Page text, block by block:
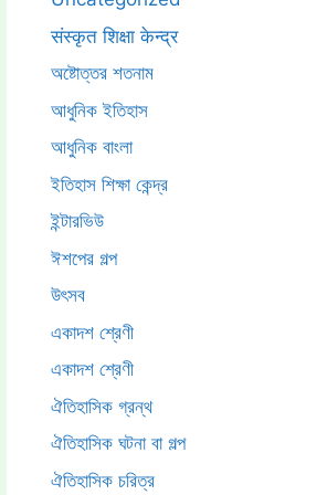
संस्कृत शिक्षा केन्द्र
অষ্টোত্তর শতনাম
আধুনিক ইতিহাস
আধুনিক বাংলা
ইতিহাস শিক্ষা কেন্দ্র
ইন্টারভিউ
ঈশপের গল্প
উৎসব
একাদশ শ্রেণী
একাদশ শ্রেণী
ঐতিহাসিক গ্রন্থ
ঐতিহাসিক ঘটনা বা গল্প
ঐতিহাসিক চরিত্র